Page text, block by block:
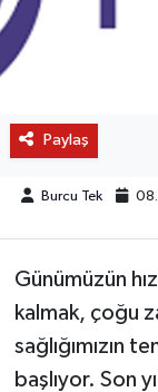
Paylaş
Burcu Tek
Günümüzün
kalmak, çoğu
sağlığımızın
başlıyor. Son